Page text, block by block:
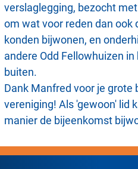
verslaglegging, bezocht
om wat voor reden dan ook
konden bijwonen, en
andere Odd Fellowhuizen
buiten.
Dank Manfred voor je grote
vereniging! Als 'gewoon' lid
manier de bijeenkomst